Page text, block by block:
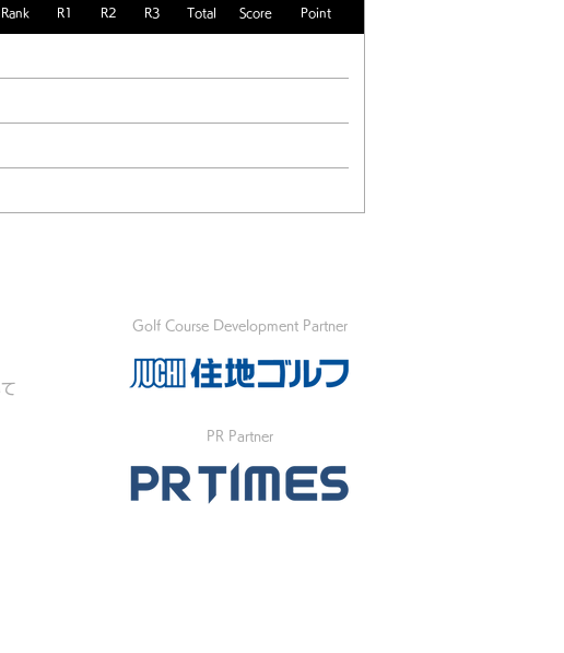
Rank R1 R2 R3 Total Score Point
Golf Course Development Partner
PR Partner